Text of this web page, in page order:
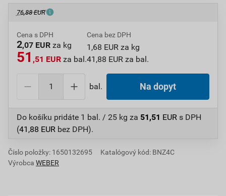
76,88 EUR
Cena s DPH
2,07 EUR za kg
51 ,51 EUR za bal.
Cena bez DPH
1,68 EUR za kg
41,88 EUR za bal.
bal. Na dopyt
Do košíku pridáte 1 bal. / 25 kg za 51,51 EUR s DPH
(41,88 EUR bez DPH).
Číslo položky: 1650132695
Katalógový kód: BNZ4C
Výrobca WEBER